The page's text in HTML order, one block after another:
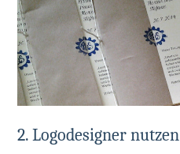
2. Logodesigner nutzen